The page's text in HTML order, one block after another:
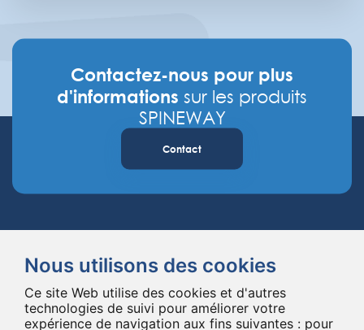
Nous utilisons des cookies
Ce site Web utilise des cookies et d'autres
technologies de suivi pour améliorer votre
expérience de navigation aux fins suivantes : pour
Contactez-nous pour plus
d'informations sur les produits
SPINEWAY
Contact
Spineway conçoit et fournit des implants et des instruments innovants
pour la chirurgie du rachis, améliorant la chirurgie rachidienne dans le